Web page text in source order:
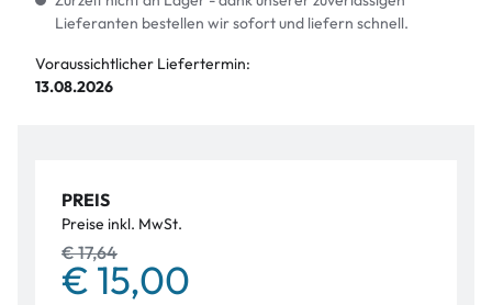
Lieferanten bestellen wir sofort und liefern schnell.
Voraussichtlicher Liefertermin:
13.08.2026
PREIS
Preise inkl. MwSt.
€ 17,64
€ 15,00